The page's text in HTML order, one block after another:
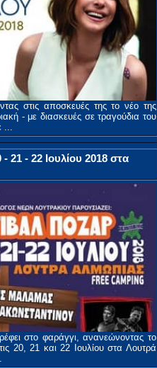
στις αποσκευές της το νέο της
- με διασκευές σε τραγούδια του
...
21 - 22 Ιουλίου 2018 στα
στο φαράγγι, ανανεώνοντας το
20, 21 και 22 Ιουλίου στα Λουτρά